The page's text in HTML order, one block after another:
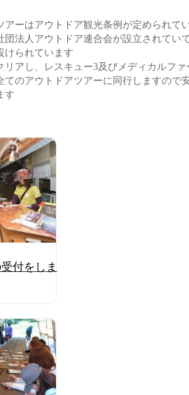
アーはアウトドア観光条例が定められて
団法人アウトドア連合会が設立されてい
けられています
リアし、レスキュー3及びメディカルファ
てのアウトドアツアーに同行しますので
す
付をしま